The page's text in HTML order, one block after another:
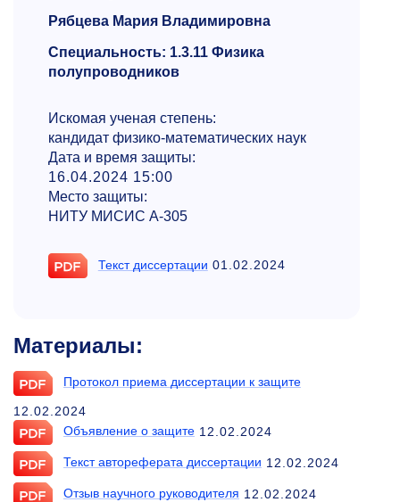
Рябцева Мария Владимировна
Специальность: 1.3.11 Физика
полупроводников
Искомая ученая степень:
кандидат физико-математических наук
Дата и время защиты:
16.04.2024 15:00
Место защиты:
НИТУ МИСИС А-305
Текст диссертации 01.02.2024
Материалы:
Протокол приема диссертации к защите
12.02.2024
Объявление о защите 12.02.2024
Текст автореферата диссертации 12.02.2024
Отзыв научного руководителя 12.02.2024